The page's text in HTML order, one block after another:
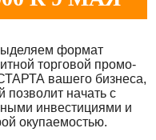
формат
торговой промо-
вашего бизнеса,
позволит начать с
инвестициями и
окупаемостью.